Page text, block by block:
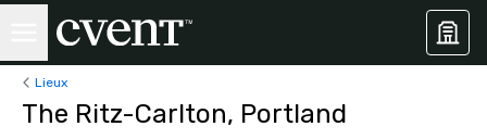
Lieux
The Ritz-Carlton, Portland